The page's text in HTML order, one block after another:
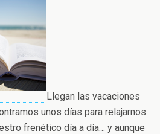
Llegan las vacaciones
unos días para relajarnos
frenético día a día… y aunque